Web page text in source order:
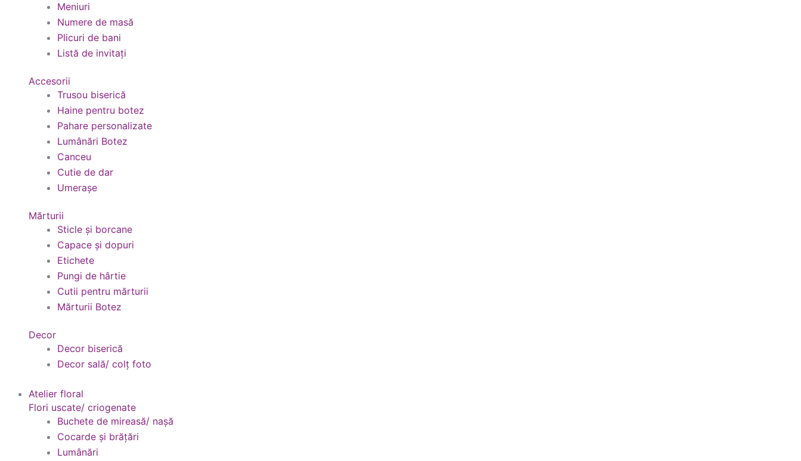
Meniuri
Numere de masă
Plicuri de bani
Listă de invitați
Accesorii
Trusou biserică
Haine pentru botez
Pahare personalizate
Lumânări Botez
Canceu
Cutie de dar
Umerașe
Mărturii
Sticle și borcane
Capace și dopuri
Etichete
Pungi de hârtie
Cutii pentru mărturii
Mărturii Botez
Decor
Decor biserică
Decor sală/ colț foto
Atelier floral
Flori uscate/ criogenate
Buchete de mireasă/ nașă
Cocarde și brățări
Lumânări